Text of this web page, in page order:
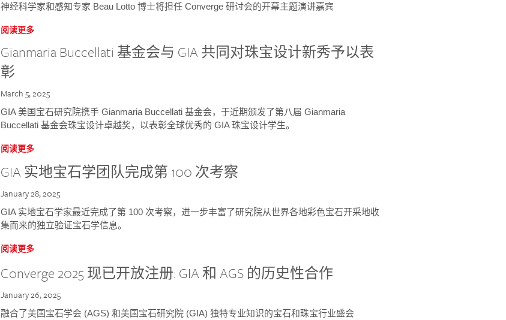
神经科学家和感知专家 Beau Lotto 博士将担任 Converge 研讨会的开幕主题演讲嘉宾
阅读更多
Gianmaria Buccellati 基金会与 GIA 共同对珠宝设计新秀予以表
彰
March 5, 2025
GIA 美国宝石研究院携手 Gianmaria Buccellati 基金会，于近期颁发了第八届 Gianmaria
Buccellati 基金会珠宝设计卓越奖，以表彰全球优秀的 GIA 珠宝设计学生。
阅读更多
GIA 实地宝石学团队完成第 100 次考察
January 28, 2025
GIA 实地宝石学家最近完成了第 100 次考察，进一步丰富了研究院从世界各地彩色宝石开采地收
集而来的独立验证宝石学信息。
阅读更多
Converge 2025 现已开放注册: GIA 和 AGS 的历史性合作
January 26, 2025
融合了美国宝石学会 (AGS) 和美国宝石研究院 (GIA) 独特专业知识的宝石和珠宝行业盛会